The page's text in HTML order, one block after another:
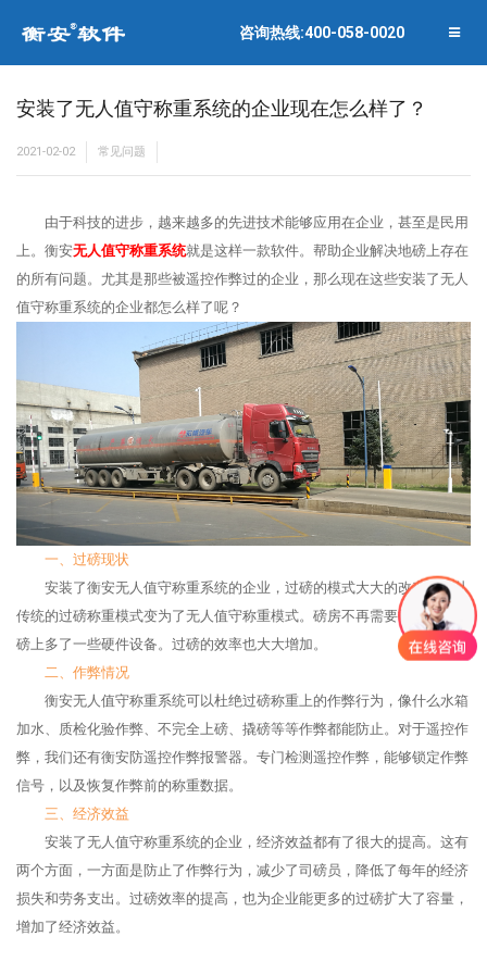
咨询热线:400-058-0020
安装了无人值守称重系统的企业现在怎么样了？
2021-02-02 常见问题
由于科技的进步，越来越多的先进技术能够应用在企业，甚至是民用
上。衡安无人值守称重系统就是这样一款软件。帮助企业解决地磅上存在
的所有问题。尤其是那些被遥控作弊过的企业，那么现在这些安装了无人
值守称重系统的企业都怎么样了呢？
一、过磅现状
安装了衡安无人值守称重系统的企业，过磅的模式大大的改变了。从
传统的过磅称重模式变为了无人值守称重模式。磅房不再需要司磅员，地
磅上多了一些硬件设备。过磅的效率也大大增加。
二、作弊情况
衡安无人值守称重系统可以杜绝过磅称重上的作弊行为，像什么水箱
加水、质检化验作弊、不完全上磅、撬磅等等作弊都能防止。对于遥控作
弊，我们还有衡安防遥控作弊报警器。专门检测遥控作弊，能够锁定作弊
信号，以及恢复作弊前的称重数据。
三、经济效益
安装了无人值守称重系统的企业，经济效益都有了很大的提高。这有
两个方面，一方面是防止了作弊行为，减少了司磅员，降低了每年的经济
损失和劳务支出。过磅效率的提高，也为企业能更多的过磅扩大了容量，
增加了经济效益。